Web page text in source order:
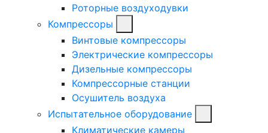
Роторные воздуходувки
Компрессоры
Винтовые компрессоры
Электрические компрессоры
Дизельные компрессоры
Компрессорные станции
Осушитель воздуха
Испытательное оборудование
Климатические камеры